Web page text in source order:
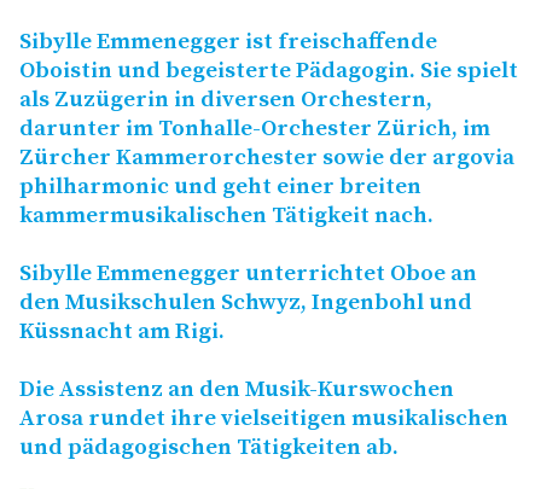
Sibylle Emmenegger ist freischaffende
Oboistin und begeisterte Pädagogin. Sie spielt
als Zuzügerin in diversen Orchestern,
darunter im Tonhalle-Orchester Zürich, im
Zürcher Kammerorchester sowie der argovia
philharmonic und geht einer breiten
kammermusikalischen Tätigkeit nach.
Sibylle Emmenegger unterrichtet Oboe an
den Musikschulen Schwyz, Ingenbohl und
Küssnacht am Rigi.
Die Assistenz an den Musik-Kurswochen
Arosa rundet ihre vielseitigen musikalischen
und pädagogischen Tätigkeiten ab.